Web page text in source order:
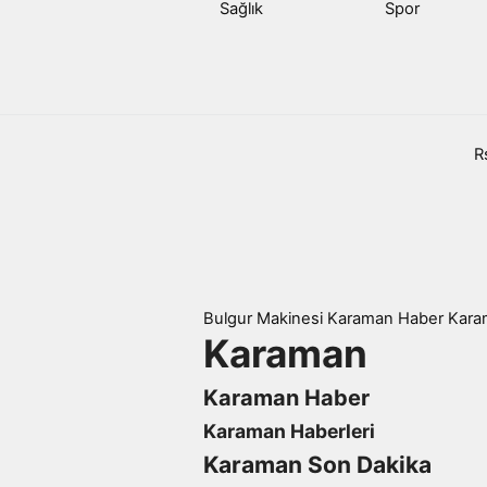
Sağlık Spor
Bulgur Makinesi Karaman Haber
Karaman
Karaman Haber
Karaman Haberleri
Karaman Son Dakika